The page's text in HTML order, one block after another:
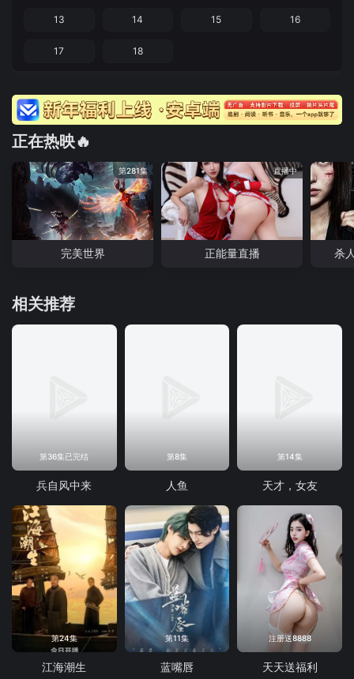
13 14 15 16
17 18
正在热映🔥
第281集
完美世界
直播中
正能量直播 杀
相关推荐
第36集已完结
兵自风中来
第8集
人鱼
第14集
天才，女友
第24集
江海潮生
第11集
蓝嘴唇
注册送8888
天天送福利